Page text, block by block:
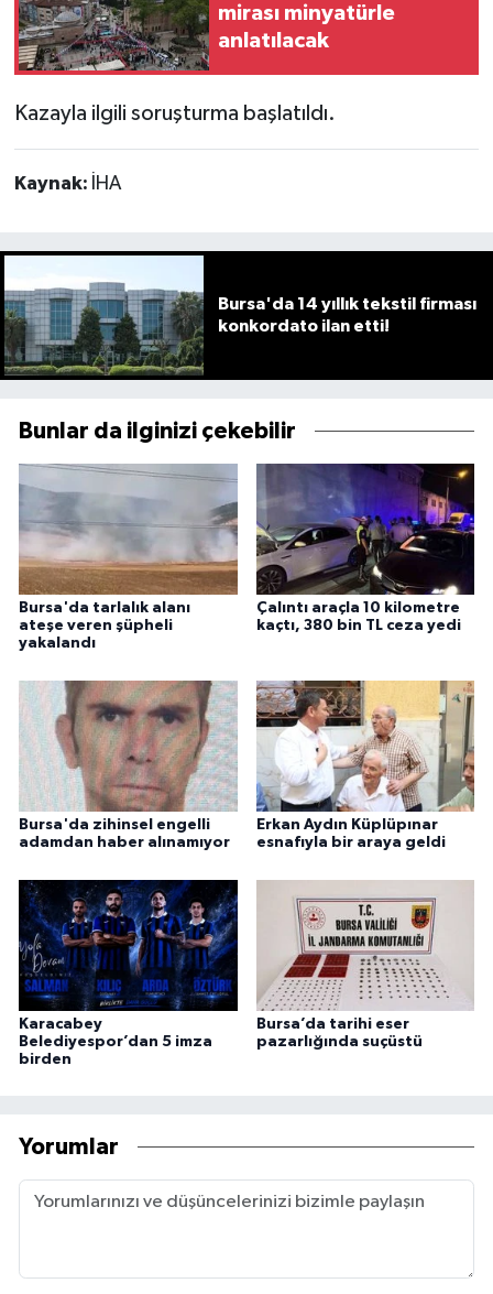
mirası minyatürle
anlatılacak
Kazayla ilgili soruşturma başlatıldı.
Kaynak: İHA
Bursa'da 14 yıllık tekstil firması
konkordato ilan etti!
Bunlar da ilginizi çekebilir
Bursa'da tarlalık alanı
ateşe veren şüpheli
yakalandı
Çalıntı araçla 10 kilometre
kaçtı, 380 bin TL ceza yedi
Bursa'da zihinsel engelli
adamdan haber alınamıyor
Erkan Aydın Küplüpınar
esnafıyla bir araya geldi
Karacabey
Belediyespor’dan 5 imza
birden
Bursa’da tarihi eser
pazarlığında suçüstü
Yorumlar